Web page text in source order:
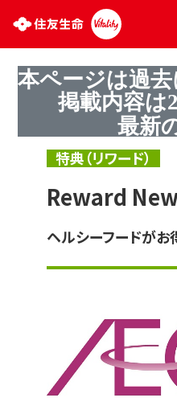
本ページは過
掲載内容は
最新
特典（リワード）
Reward
ヘルシーフードがお